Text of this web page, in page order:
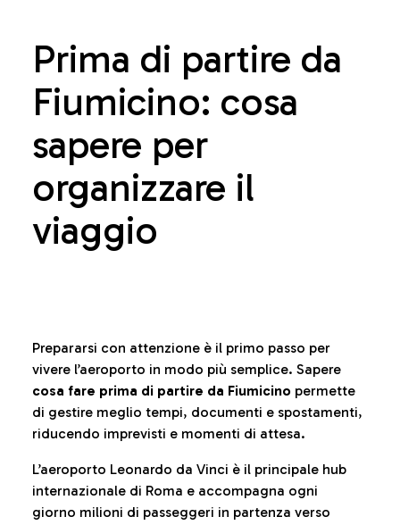
Prima di partire da
Fiumicino: cosa
sapere per
organizzare il
viaggio
Prepararsi con attenzione è il primo passo per
vivere l’aeroporto in modo più semplice. Sapere
cosa fare prima di partire da Fiumicino permette
di gestire meglio tempi, documenti e spostamenti,
riducendo imprevisti e momenti di attesa.
L’aeroporto Leonardo da Vinci è il principale hub
internazionale di Roma e accompagna ogni
giorno milioni di passeggeri in partenza verso